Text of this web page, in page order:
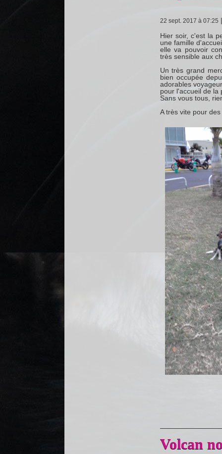
22 sept. 2017 à 07:25
Hier soir, c'est la
une famille
elle va pouvoir
très sensible aux
Un très grand
bien occupée
adorables
pour l'accueil de la
Sans vous tous,
A très vite pour
Volcan